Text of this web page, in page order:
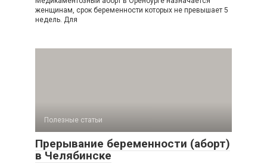
женщинам, срок беременности которых не превышает 5
недель. Для
Полезные статьи
Прерывание беременности (аборт)
в Челябинске